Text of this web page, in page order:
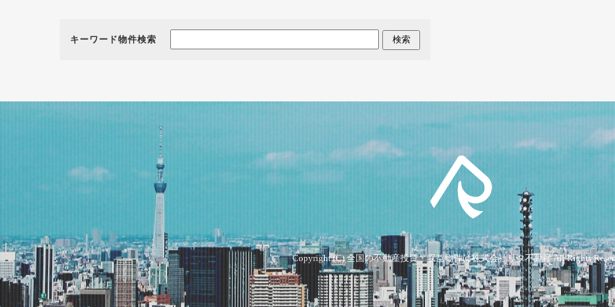
キーワード物件検索 検索
Copyright (C)全国の不動産投資・収益物件は株式会社リタ不動産All Rights